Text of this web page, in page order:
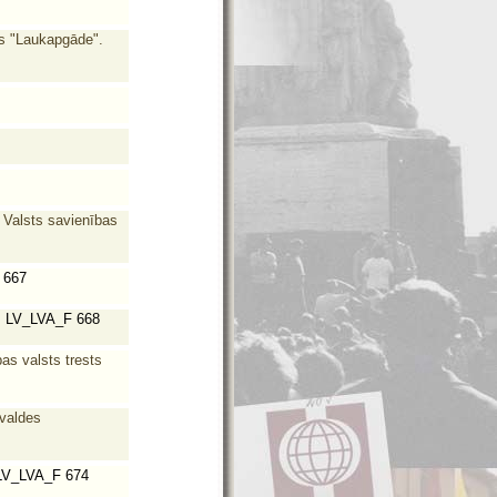
"Laukapgāde".
savienības
LV_LVA_F 668
valsts trests
674